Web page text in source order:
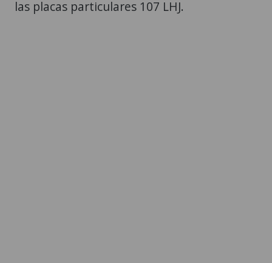
las placas particulares 107 LHJ.